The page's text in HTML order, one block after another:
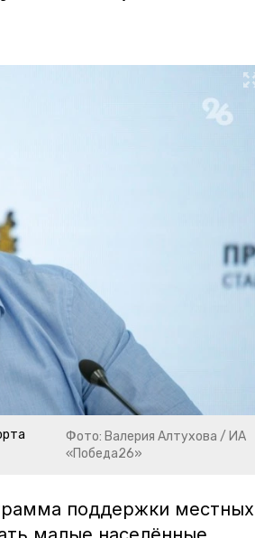
Фото: Валерия Алтухова / ИА
«Победа26»
поддержки местных